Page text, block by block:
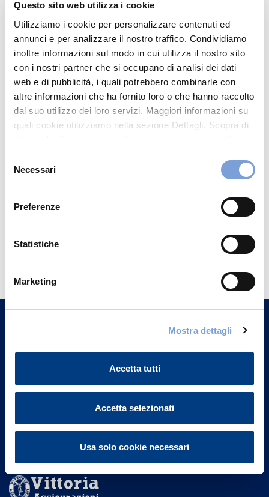
Questo sito web utilizza i cookie
Utilizziamo i cookie per personalizzare contenuti ed
annunci e per analizzare il nostro traffico. Condividiamo
inoltre informazioni sul modo in cui utilizza il nostro sito
con i nostri partner che si occupano di analisi dei dati
web e di pubblicità, i quali potrebbero combinarle con
altre informazioni che ha fornito loro o che hanno raccolto
dal suo utilizzo dei loro servizi. Maggiori informazioni su
quali cookie utilizziamo nella sezione Dettagli. Scopra di
più su chi siamo, come può contattarci e come trattiamo i
può trovare nel footer del sito nella sezione "Informativa
delNecessari
Preferenze
Statistiche
Marketing
Mostra dettagli
Accetta tutti
Accetta selezionati
Usa solo cookie necessari
In Evidenza
Via Salaria Per L'Aquila,53
2015 Cittaducale (RI)
Indicazioni
Visita il sito
Hai bisogno di
informazioni?
Trova l'Agenzia più vicina a te e parla con
un nostro Agente.